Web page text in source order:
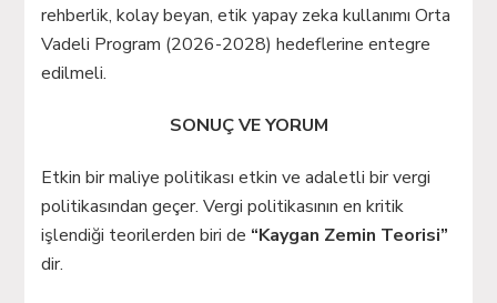
rehberlik, kolay beyan, etik yapay zeka kullanımı Orta
Vadeli Program (2026-2028) hedeflerine entegre
edilmeli.
SONUÇ VE YORUM
Etkin bir maliye politikası etkin ve adaletli bir vergi
politikasından geçer. Vergi politikasının en kritik
işlendiği teorilerden biri de “Kaygan Zemin Teorisi”
dir.